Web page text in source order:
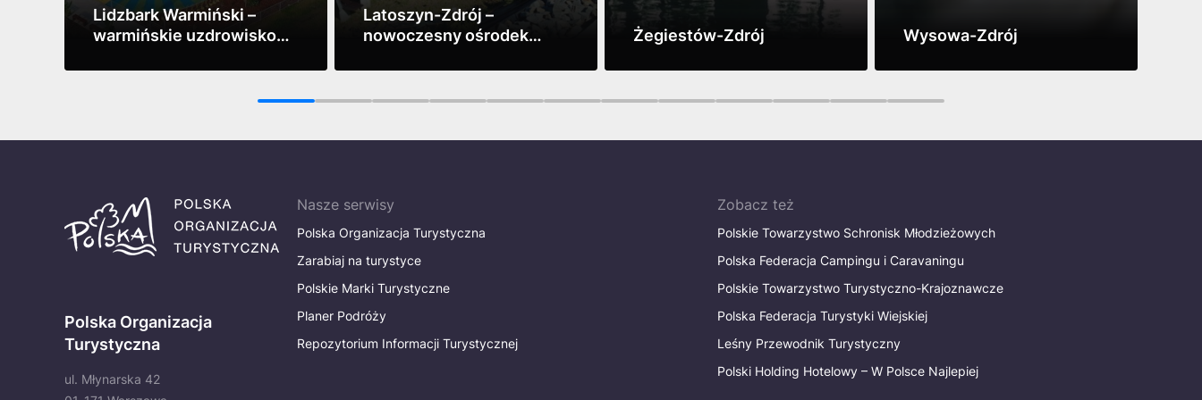
Lidzbark Warmiński –
warmińskie uzdrowisko
relaksu
Zobacz
Latoszyn-Zdrój –
nowoczesny ośrodek
wydaniu
Zobacz
Żegiestów-Zdrój
Zobacz
Wysowa-Zdrój
Zobacz
1 2 3 4 5 6 7 8 9 10 11 12
Polska Organizacja
Turystyczna
ul. Młynarska 42
Nasze serwisy
Polska Organizacja Turystyczna
Zarabiaj na turystyce
Polskie Marki Turystyczne
Planer Podróży
Repozytorium Informacji Turystycznej
Zobacz też
Polskie Towarzystwo Schronisk Młodzieżowych
Polska Federacja Campingu i Caravaningu
Polskie Towarzystwo Turystyczno-Krajoznawcze
Polska Federacja Turystyki Wiejskiej
Leśny Przewodnik Turystyczny
Polski Holding Hotelowy – W Polsce Najlepiej